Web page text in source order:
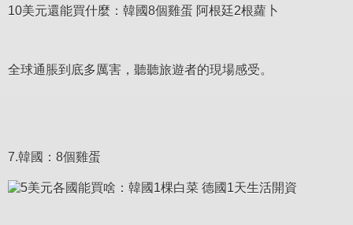
10美元還能買什麼：韓國8個雞蛋 阿根廷2根蘿卜
全球通脹到底多厲害，聽聽旅遊者的現場感受。
7.韓國：8個雞蛋